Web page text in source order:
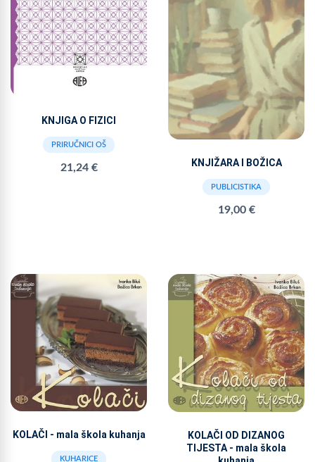
KNJIGA O FIZICI
PRIRUČNICI OŠ
21,24 € KNJIŽARA I BOŽICA
PUBLICISTIKA
19,00 €
KOLAČI - mala škola kuhanja
KUHARICE
KOLAČI OD DIZANOG
TIJESTA - mala škola